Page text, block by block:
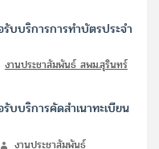
บบริการการทำบัตรประจำ
งานประชาสัมพันธ์ สพม.สุรินทร์
บบริการคัดสำเนาทะเบียน
งานประชาสัมพันธ์